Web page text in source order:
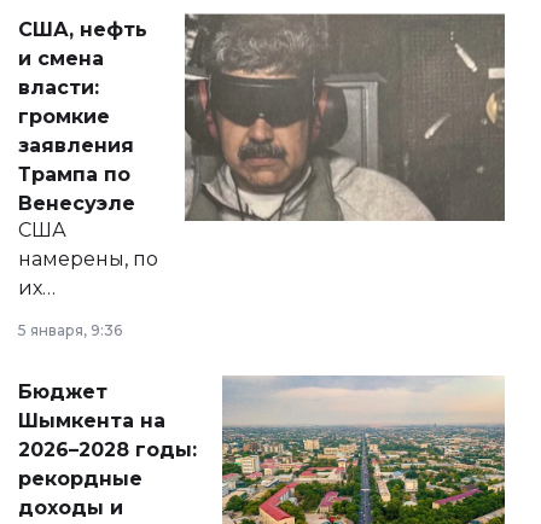
актуальных тем —
от слухов о
политических
реформах до
вопросов армии,
экономики и
личного здоровья.
США, нефть
и смена
власти:
громкие
заявления
Трампа по
Венесуэле
США
намерены, по
их
принести
народу
Венесуэлы.
5 января, 9:36
Бюджет
Шымкента на
2026–2028 годы:
рекордные
доходы и